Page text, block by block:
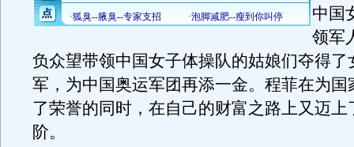
中国
领军
负众望带领中国女子体操队的姑娘们夺得了
军，为中国奥运军团再添一金。程菲在为国
了荣誉的同时，在自己的财富之路上又迈上
阶。